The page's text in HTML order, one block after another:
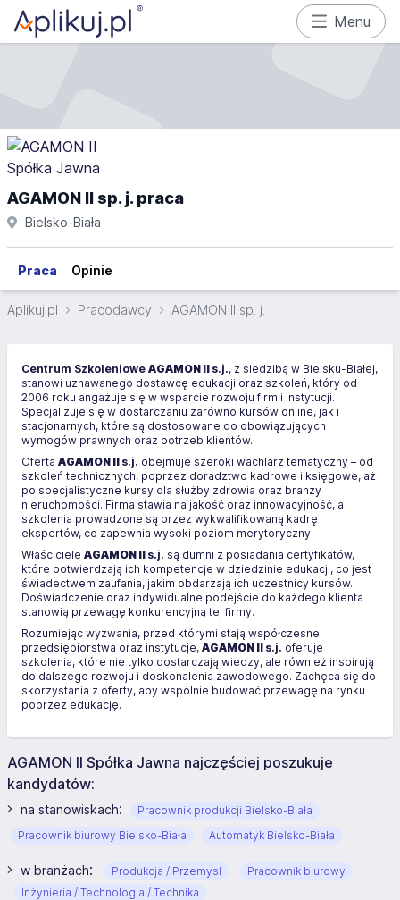
Menu
AGAMON II sp. j. praca
Bielsko-Biała
Praca Opinie
Aplikuj.pl Pracodawcy AGAMON II sp. j.
Centrum Szkoleniowe AGAMON II s.j., z siedzibą w Bielsku-Białej,
stanowi uznawanego dostawcę edukacji oraz szkoleń, który od
2006 roku angażuje się w wsparcie rozwoju firm i instytucji.
Specjalizuje się w dostarczaniu zarówno kursów online, jak i
stacjonarnych, które są dostosowane do obowiązujących
wymogów prawnych oraz potrzeb klientów.
Oferta AGAMON II s.j. obejmuje szeroki wachlarz tematyczny – od
szkoleń technicznych, poprzez doradztwo kadrowe i księgowe, aż
po specjalistyczne kursy dla służby zdrowia oraz branży
nieruchomości. Firma stawia na jakość oraz innowacyjność, a
szkolenia prowadzone są przez wykwalifikowaną kadrę
ekspertów, co zapewnia wysoki poziom merytoryczny.
Właściciele AGAMON II s.j. są dumni z posiadania certyfikatów,
które potwierdzają ich kompetencje w dziedzinie edukacji, co jest
świadectwem zaufania, jakim obdarzają ich uczestnicy kursów.
Doświadczenie oraz indywidualne podejście do każdego klienta
stanowią przewagę konkurencyjną tej firmy.
Rozumiejąc wyzwania, przed którymi stają współczesne
przedsiębiorstwa oraz instytucje, AGAMON II s.j. oferuje
szkolenia, które nie tylko dostarczają wiedzy, ale również inspirują
do dalszego rozwoju i doskonalenia zawodowego. Zachęca się do
skorzystania z oferty, aby wspólnie budować przewagę na rynku
poprzez edukację.
AGAMON II Spółka Jawna najczęściej poszukuje
kandydatów:
na stanowiskach:
Pracownik produkcji Bielsko-Biała
Pracownik biurowy Bielsko-Biała
Automatyk Bielsko-Biała
w branżach: Produkcja / Przemysł
Pracownik biurowy
Inżynieria / Technologia / Technika